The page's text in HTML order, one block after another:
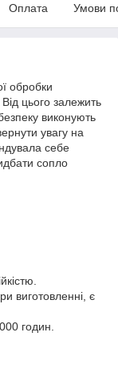
Оплата Умови
обробки
цього залежить
виконують
увагу на
себе
сопло
виготовленні, є
годин.